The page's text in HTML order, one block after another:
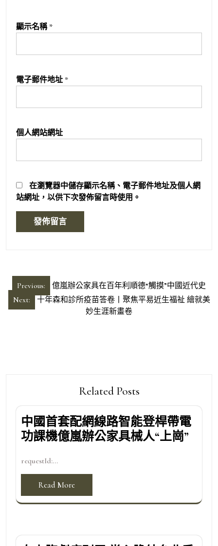
顯示名稱 *
電子郵件地址 *
個人網站網址
在瀏覽器中儲存顯示名稱、電子郵件地址及個人網
站網址，以供下次發佈留言時使用。
文
章
導
Previous:
億嵐辦公家具在百年利順德“觸摸”中國近代史
Next:
十年森和診所疫苗答卷丨聚焦平易近生福祉 繪就美
妙生涯新畫卷
Related Posts
中國首套配網線路智能登桿帶電
功課機億嵐辦公家具械人“上崗”
requestId:...
Read More